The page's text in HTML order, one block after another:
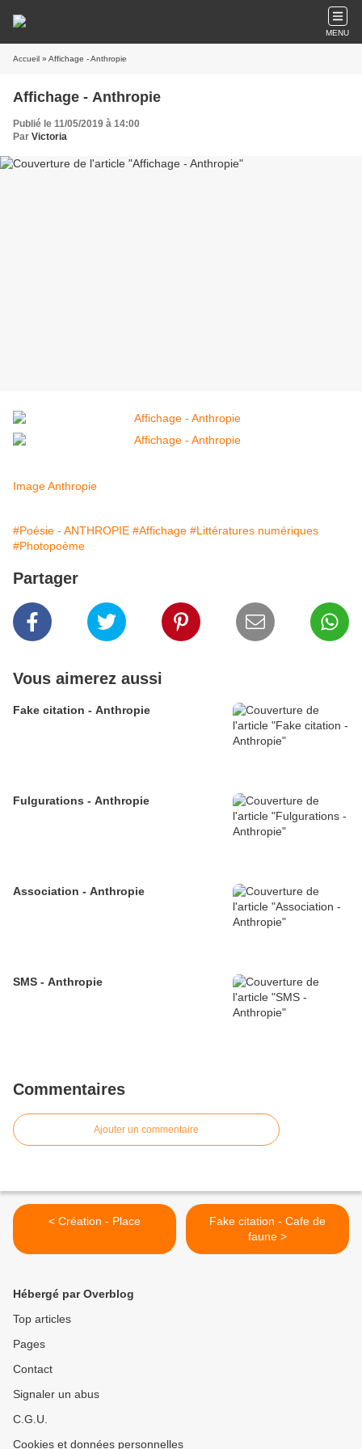
MENU
Accueil » Affichage - Anthropie
Affichage - Anthropie
Publié le 11/05/2019 à 14:00
Par Victoria
Image Anthropie
#Poésie - ANTHROPIE #Affichage #Littératures numériques
#Photopoème
Partager
Vous aimerez aussi
Fake citation - Anthropie
Fulgurations - Anthropie
Association - Anthropie
SMS - Anthropie
Commentaires
Ajouter un commentaire
< Création - Place
Fake citation - Cafe de
faune >
Hébergé par Overblog
Top articles
Pages
Contact
Signaler un abus
C.G.U.
Cookies et données personnelles